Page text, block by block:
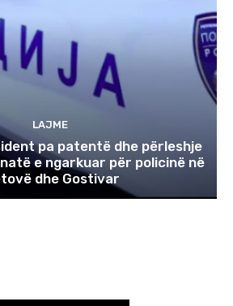
LAJME
pa patentë dhe përleshje
e ngarkuar për policinë në
dhe Gostivar